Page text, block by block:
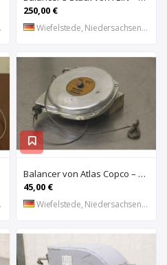
250,00 €
Wiefelstede, Niedersachsen, DE
Balancer von Atlas Copco – RIL 10C 2,0-5,0 kg
45,00 €
Wiefelstede, Niedersachsen, DE